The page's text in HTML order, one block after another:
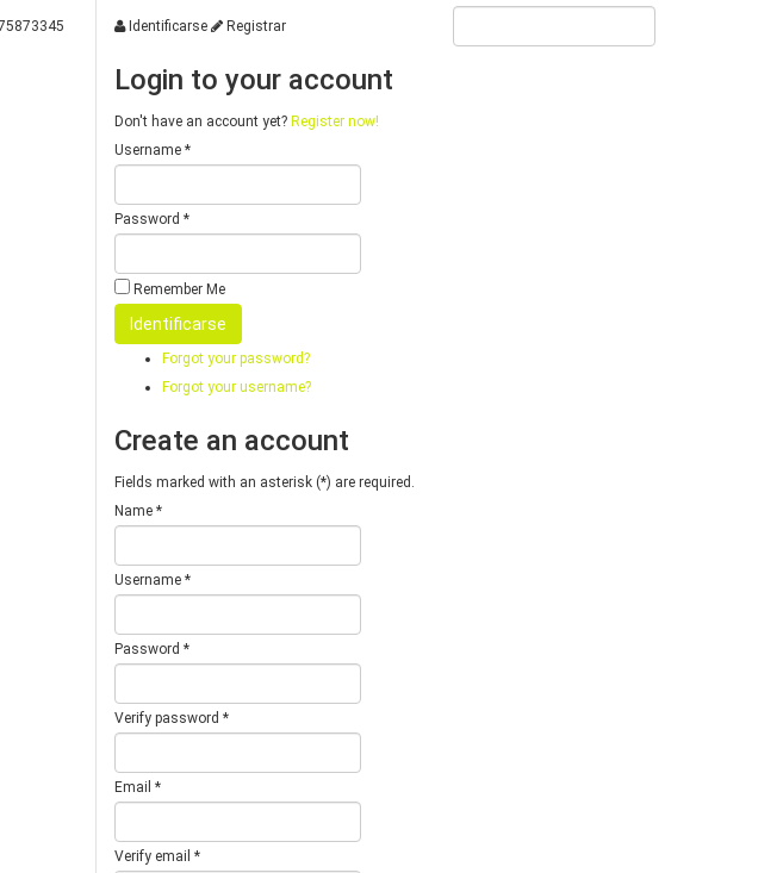
Identificarse Registrar
Login to your account
Don't have an account yet? Register now!
Username *
Password *
Remember Me
Forgot your password?
Forgot your username?
Create an account
Fields marked with an asterisk (*) are required.
Name *
Username *
Password *
Verify password *
Email *
Verify email *